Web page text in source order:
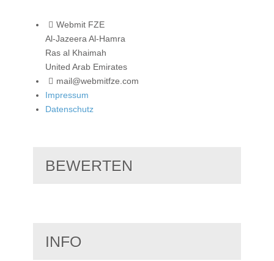
Webmit FZE
Al-Jazeera Al-Hamra
Ras al Khaimah
United Arab Emirates
mail@webmitfze.com
Impressum
Datenschutz
BEWERTEN
INFO